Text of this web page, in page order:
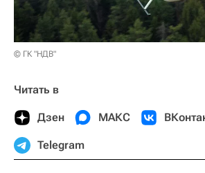
© ГК "НДВ"
Читать в
Дзен МАКС
Telegram